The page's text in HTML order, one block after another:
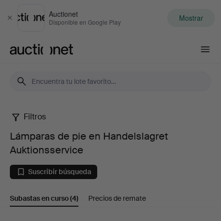
Cerrar
Auctionet
Disponible en Google Play Mostrar
Lámparas
de
pie
en
Filtros
Lámparas de pie en Handelslagret
Auktionsservice
Suscribir búsqueda
Subastas en curso(4) Precios de remate